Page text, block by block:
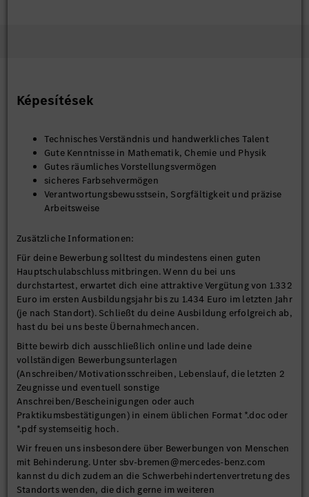
Képesítések
Technisches Verständnis und handwerkliches Talent
Gute Kenntnisse in Mathematik, Chemie und Physik
Gutes räumliches Vorstellungsvermögen
sicheres Farbsehvermögen
Verantwortungsbewusstsein, Sorgfältigkeit und präzise
Arbeitsweise
Zusätzliche Informationen:
Für deine Bewerbung solltest du mindestens einen guten
Hauptschulabschluss mitbringen. Wenn du bei uns
durchstartest, erwartet dich eine attraktive Vergütung von 1.332
Euro im ersten Ausbildungsjahr bis zu 1.434 Euro im letzten Jahr
(je nach Standort). Schließt du deine Ausbildung erfolgreich ab,
hast du bei uns beste Übernahmechancen.
Bitte bewirb dich ausschließlich online und lade deine
vollständigen Bewerbungsunterlagen
(Anschreiben/Motivationsschreiben, Lebenslauf, die letzten 2
Zeugnisse und eventuell sonstige
Anschreiben/Bescheinigungen oder auch
Praktikumsbestätigungen) in einem üblichen Format *.doc oder
*.pdf systemseitig hoch.
Wir freuen uns insbesondere über Bewerbungen von Menschen
mit Behinderung. Unter sbv-bremen@mercedes-benz.com
kannst du dich zudem an die Schwerbehindertenvertretung des
Standorts wenden, die dich gerne im weiteren